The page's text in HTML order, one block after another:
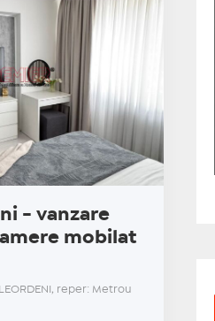
- vanzare
mobilat
reper: Metrou